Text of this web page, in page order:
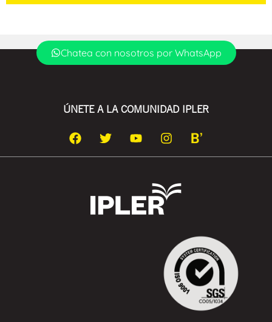
Chatea con nosotros por WhatsApp
ÚNETE A LA COMUNIDAD IPLER